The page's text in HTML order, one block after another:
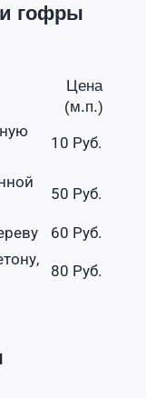
гофры
Цена
(м.п.)
10 Руб.
50 Руб.
60 Руб.
80 Руб.